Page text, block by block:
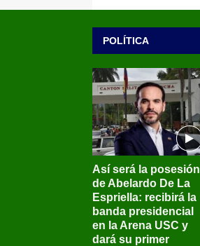
POLÍTICA
Así será la posesión
de Abelardo De La
Espriella: recibirá la
banda presidencial
en la Arena USC y
dará su primer